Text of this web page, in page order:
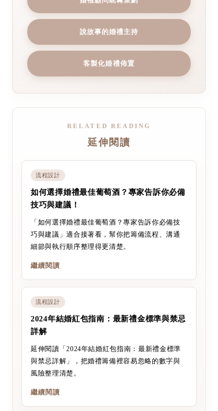
說故事的婚禮主持
客製化婚禮佈置
RELATED READING
延伸閱讀
流程設計
如何選擇婚禮最佳葡萄酒？專家告訴你必備
技巧與建議！
「如何選擇婚禮最佳葡萄酒？專家告訴你必備技
巧與建議」適合接著看，幫你把籌備流程、溝通
細節與執行順序整理得更清楚。
繼續閱讀
流程設計
2024年結婚紅包指南：最新禮金標準與禁忌
詳解
延伸閱讀「2024年結婚紅包指南：最新禮金標準
與禁忌詳解」，把婚禮籌備裡容易忽略的數字與
風險整理清楚。
繼續閱讀